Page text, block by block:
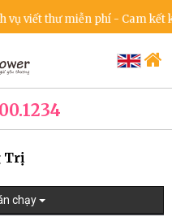
thư miễn phí - Cam kết
Trị
chạy